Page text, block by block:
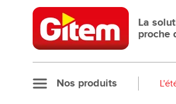
Allez au contenu
La
proche
Nos produits